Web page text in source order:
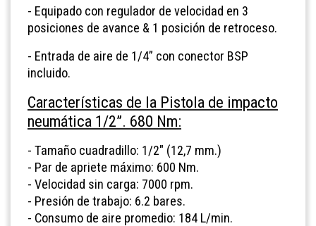
- Equipado con regulador de velocidad en 3
posiciones de avance & 1 posición de retroceso.
- Entrada de aire de 1/4” con conector BSP
incluido.
Características de la Pistola de impacto
neumática 1/2”. 680 Nm:
- Tamaño cuadradillo: 1/2" (12,7 mm.)
- Par de apriete máximo: 600 Nm.
- Velocidad sin carga: 7000 rpm.
- Presión de trabajo: 6.2 bares.
- Consumo de aire promedio: 184 L/min.